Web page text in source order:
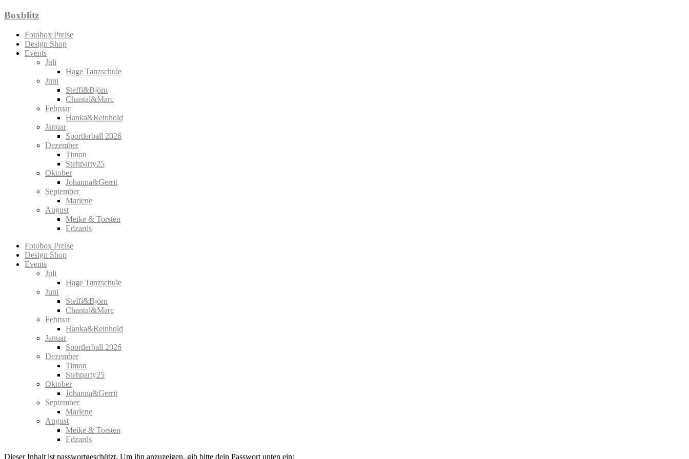
Zum
springen
Boxblitz
Fotobox Preise
Design Shop
Events
Juli
Hage Tanzschule
Juni
Steffi&Björn
Chantal&Marc
Februar
Hanka&Reinhold
Januar
Sportlerball 2026
Dezember
Timon
Stehparty25
Oktober
Johanna&Gerrit
September
Marlene
August
Meike & Torsten
Edzards
Fotobox Preise
Design Shop
Events
Juli
Hage Tanzschule
Juni
Steffi&Björn
Chantal&Marc
Februar
Hanka&Reinhold
Januar
Sportlerball 2026
Dezember
Timon
Stehparty25
Oktober
Johanna&Gerrit
September
Marlene
August
Meike & Torsten
Edzards
Dieser Inhalt ist passwortgeschützt. Um ihn anzuzeigen, gib bitte dein Passwort unten ein: